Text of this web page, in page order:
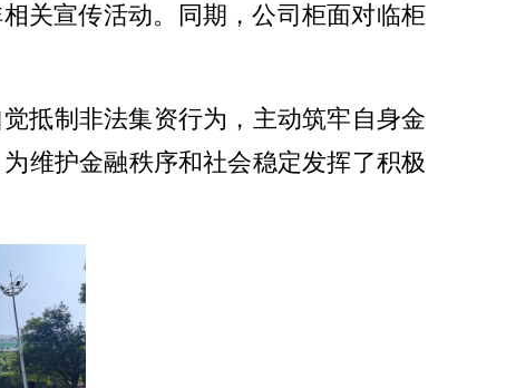
关宣传活动。同期，公司柜面对临柜
抵制非法集资行为，主动筑牢自身金
维护金融秩序和社会稳定发挥了积极